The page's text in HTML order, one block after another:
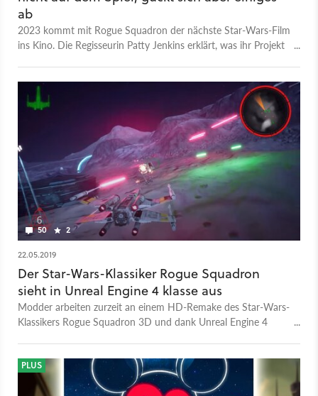
ab
2023 kommt mit Rogue Squadron der nächste Star-Wars-Film
ins Kino. Die Regisseurin Patty Jenkins erklärt, was ihr Projekt
50 2
22.05.2019
Der Star-Wars-Klassiker Rogue Squadron
sieht in Unreal Engine 4 klasse aus
Modder arbeiten zurzeit an einem HD-Remake des Star-Wars-
Klassikers Rogue Squadron 3D und dank Unreal Engine 4
PLUS